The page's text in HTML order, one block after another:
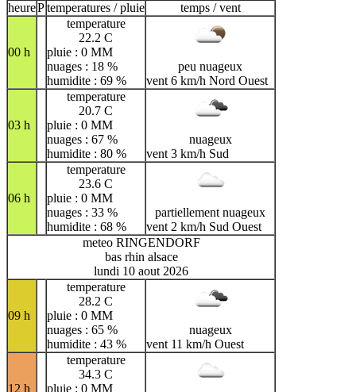
heurePtemperatures / pluie temps / vent
00 h
temperature
22.2 C
pluie : 0 MM
nuages : 18 %
humidite : 69 %
peu nuageux
vent 6 km/h Nord Ouest
03 h
temperature
20.7 C
pluie : 0 MM
nuages : 67 %
humidite : 80 %
nuageux
vent 3 km/h Sud
06 h
temperature
23.6 C
pluie : 0 MM
nuages : 33 %
humidite : 68 %
partiellement nuageux
vent 2 km/h Sud Ouest
meteo RINGENDORF
bas rhin alsace
lundi 10 aout 2026
09 h
temperature
28.2 C
pluie : 0 MM
nuages : 65 %
humidite : 43 %
nuageux
vent 11 km/h Ouest
12 h
temperature
34.3 C
pluie : 0 MM